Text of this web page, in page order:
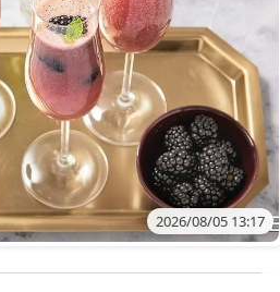
2026/08/05 13:17